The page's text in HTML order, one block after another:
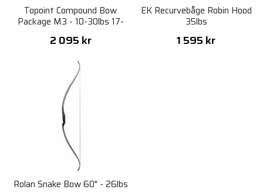
Topoint Compound Bow
Package M3 - 10-30lbs 17-
27" RH
2 095 kr
EK Recurvebåge Robin Hood
35lbs
1 595 kr
Rolan Snake Bow 60" - 26lbs